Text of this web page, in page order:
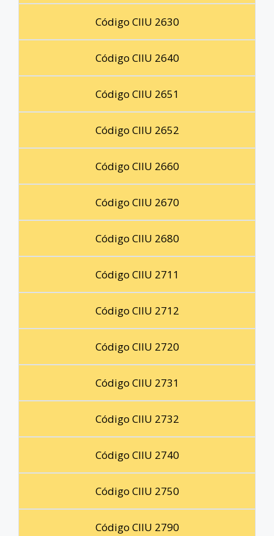
Código CIIU 2630
Código CIIU 2640
Código CIIU 2651
Código CIIU 2652
Código CIIU 2660
Código CIIU 2670
Código CIIU 2680
Código CIIU 2711
Código CIIU 2712
Código CIIU 2720
Código CIIU 2731
Código CIIU 2732
Código CIIU 2740
Código CIIU 2750
Código CIIU 2790